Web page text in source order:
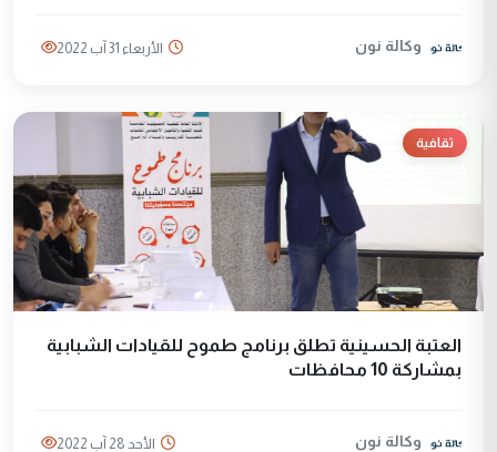
وكالة نون الأربعاء 31 آب 2022
ثقافية
العتبة الحسينية تطلق برنامج طموح للقيادات الشبابية
بمشاركة 10 محافظات
وكالة نون الأحد 28 آب 2022